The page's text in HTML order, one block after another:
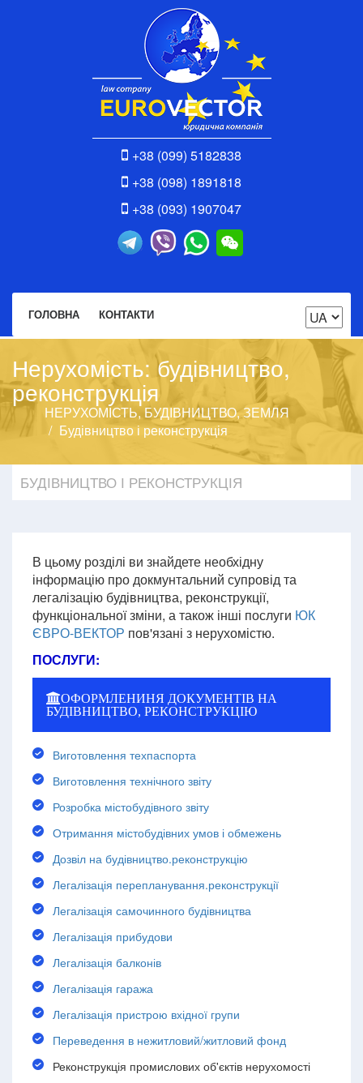
+38 (099) 5182838
+38 (098) 1891818
+38 (093) 1907047
ГОЛОВНА КОНТАКТИ
Нерухомість: будівництво,
реконструкція
НЕРУХОМІСТЬ, БУДІВНИЦТВО, ЗЕМЛЯ
Будівництво і реконструкція
БУДІВНИЦТВО І РЕКОНСТРУКЦІЯ
В цьому розділі ви знайдете необхідну
інформацію про докмунтальний супровід та
легалізацію будівництва, реконструкції,
функціональної зміни, а також інші послуги ЮК
ЄВРО-ВЕКТОР пов'язані з нерухомістю.
ПОСЛУГИ:
ОФОРМЛЕНИНЯ ДОКУМЕНТІВ НА
БУДІВНИЦТВО, РЕКОНСТРУКЦІЮ
Виготовлення техпаспорта
Виготовлення технічного звіту
Розробка містобудівного звіту
Отримання містобудівних умов і обмежень
Дозвіл на будівництво.реконструкцію
Легалізація перепланування.реконструкції
Легалізація самочинного будівництва
Легалізація прибудови
Легалізація балконів
Легалізація гаража
Легалізація пристрою вхідної групи
Переведення в нежитловий/житловий фонд
Реконструкція промислових об'єктів нерухомості